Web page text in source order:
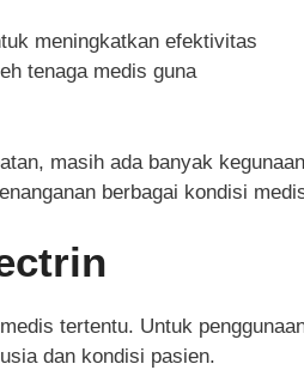
meningkatkan efektivitas
tenaga medis guna
masih ada banyak kegunaan
berbagai kondisi
tertentu. Untuk
dan kondisi pasien.